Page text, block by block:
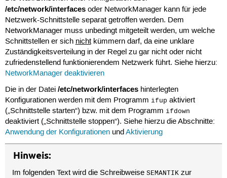
/etc/network/interfacesoder NetworkManager kann für jede
Netzwerk-Schnittstelle separat getroffen werden. Dem
NetworkManager muss unbedingt mitgeteilt werden, um welche
Schnittstellen er sich nichtkümmern darf, da eine unklare
Zuständigkeitsverteilung in der Regel zu gar nicht oder nicht
zufriedenstellend funktionierendem Netzwerk führt. Siehe hierzu:
NetworkManager deaktivieren
Die in der Datei /etc/network/interfaceshinterlegten
Konfigurationen werden mit dem Programm ifup aktiviert
(„Schnittstelle starten“) bzw. mit dem Programm ifdown
deaktiviert („Schnittstelle stoppen“). Siehe hierzu die Abschnitte:
Anwendung der KonfigurationenundAktivierung
Hinweis:
Im folgenden Text wird die SchreibweiseSEMANTIK zur